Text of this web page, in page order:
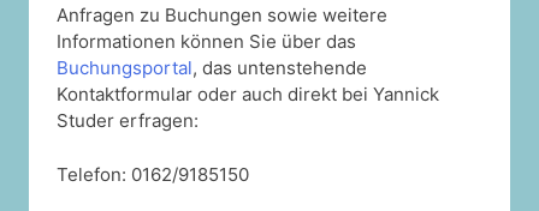
Anfragen zu Buchungen sowie weitere
Informationen können Sie über das
Buchungsportal, das untenstehende
Kontaktformular oder auch direkt bei Yannick
Studer erfragen:
Telefon: 0162/9185150